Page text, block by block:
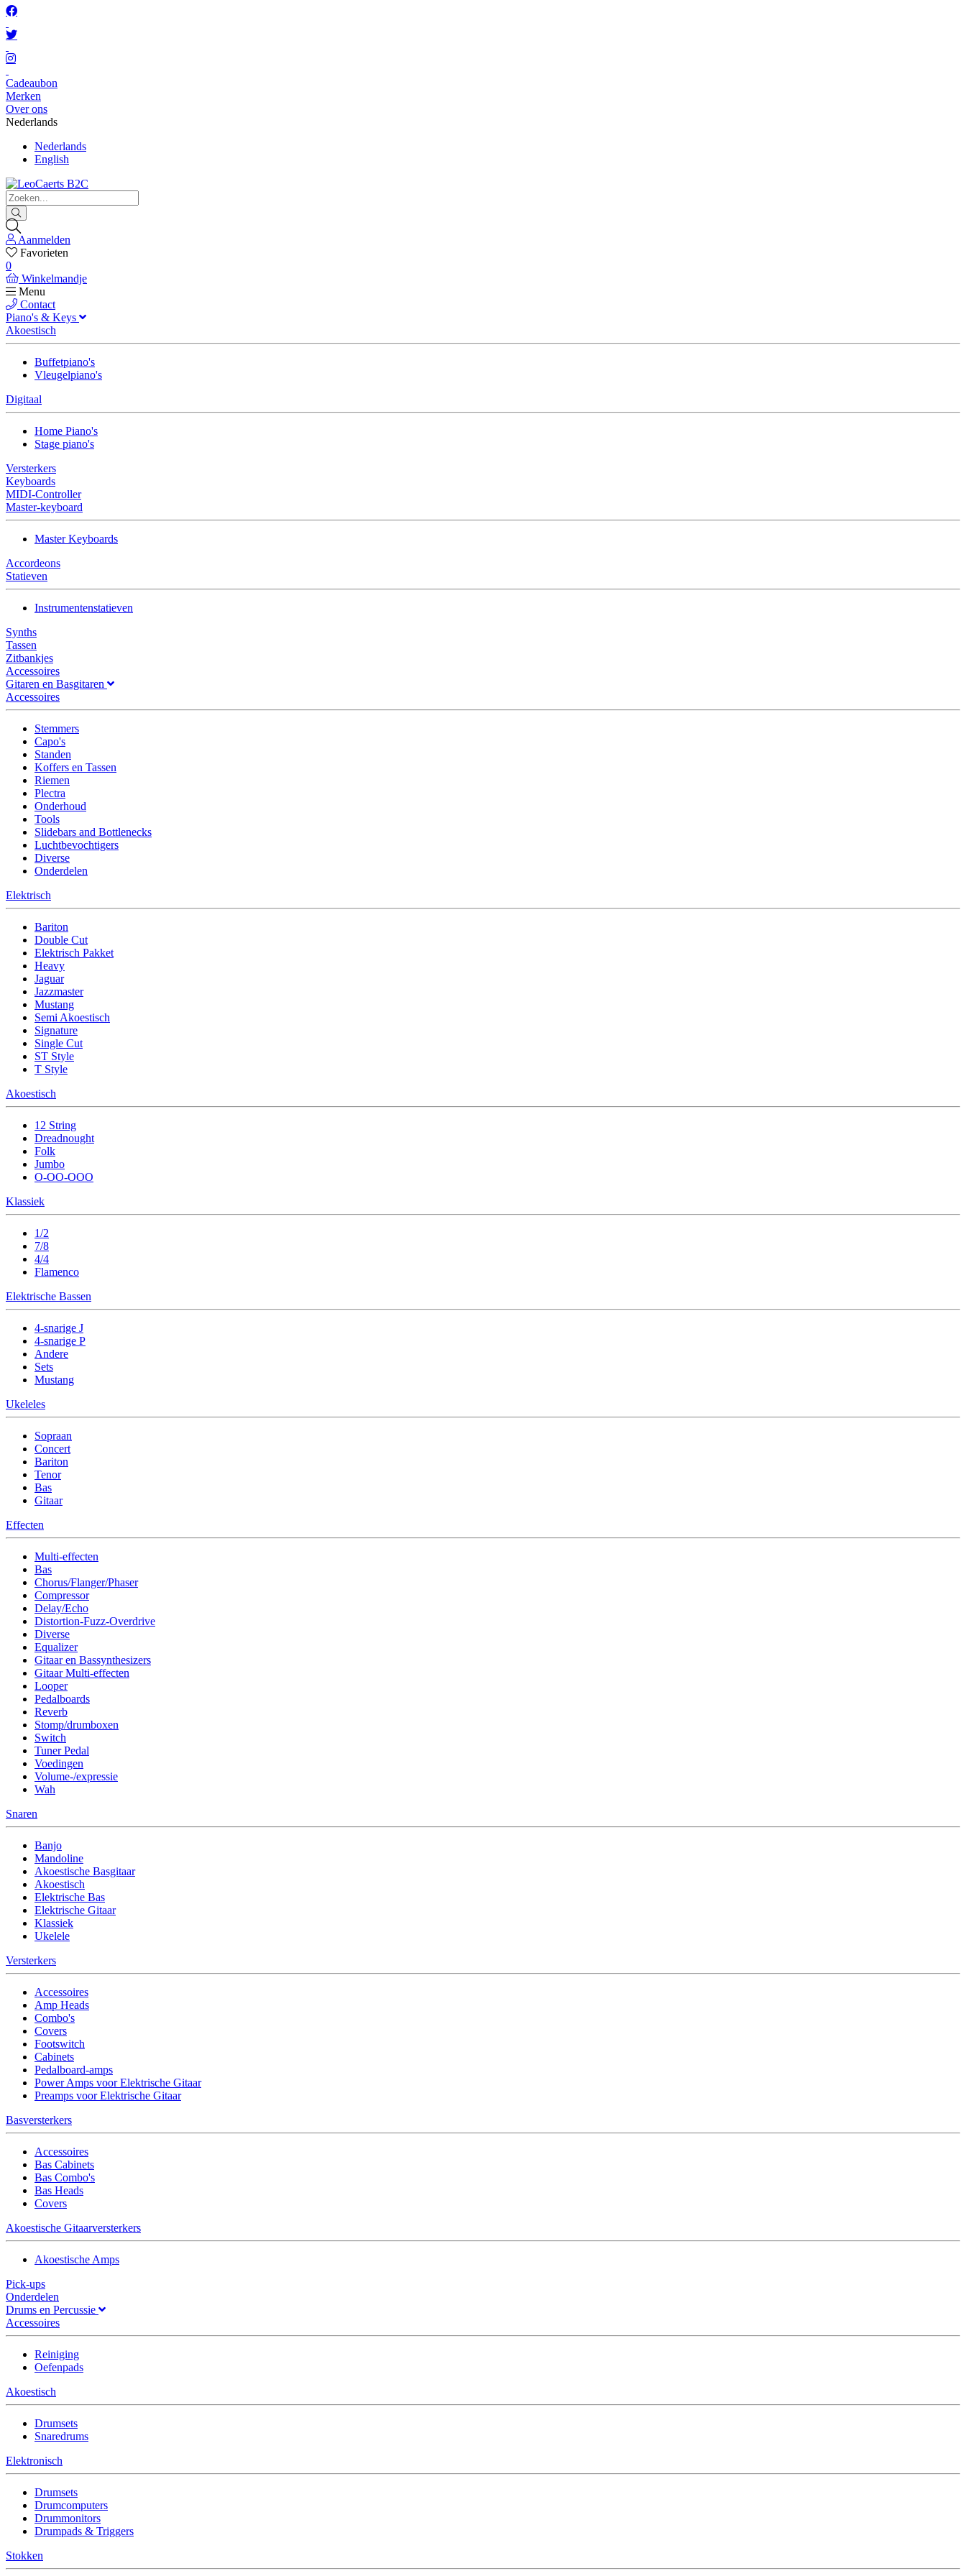
Cadeaubon
Merken
Over ons
Nederlands
Nederlands
English
Aanmelden
Favorieten
0
Winkelmandje
Menu
Contact
Piano's & Keys
Akoestisch
Buffetpiano's
Vleugelpiano's
Digitaal
Home Piano's
Stage piano's
Versterkers
Keyboards
MIDI-Controller
Master-keyboard
Master Keyboards
Accordeons
Statieven
Instrumentenstatieven
Synths
Tassen
Zitbankjes
Accessoires
Gitaren en Basgitaren
Accessoires
Stemmers
Capo's
Standen
Koffers en Tassen
Riemen
Plectra
Onderhoud
Tools
Slidebars and Bottlenecks
Luchtbevochtigers
Diverse
Onderdelen
Elektrisch
Bariton
Double Cut
Elektrisch Pakket
Heavy
Jaguar
Jazzmaster
Mustang
Semi Akoestisch
Signature
Single Cut
ST Style
T Style
Akoestisch
12 String
Dreadnought
Folk
Jumbo
O-OO-OOO
Klassiek
1/2
7/8
4/4
Flamenco
Elektrische Bassen
4-snarige J
4-snarige P
Andere
Sets
Mustang
Ukeleles
Sopraan
Concert
Bariton
Tenor
Bas
Gitaar
Effecten
Multi-effecten
Bas
Chorus/Flanger/Phaser
Compressor
Delay/Echo
Distortion-Fuzz-Overdrive
Diverse
Equalizer
Gitaar en Bassynthesizers
Gitaar Multi-effecten
Looper
Pedalboards
Reverb
Stomp/drumboxen
Switch
Tuner Pedal
Voedingen
Volume-/expressie
Wah
Snaren
Banjo
Mandoline
Akoestische Basgitaar
Akoestisch
Elektrische Bas
Elektrische Gitaar
Klassiek
Ukelele
Versterkers
Accessoires
Amp Heads
Combo's
Covers
Footswitch
Cabinets
Pedalboard-amps
Power Amps voor Elektrische Gitaar
Preamps voor Elektrische Gitaar
Basversterkers
Accessoires
Bas Cabinets
Bas Combo's
Bas Heads
Covers
Akoestische Gitaarversterkers
Akoestische Amps
Pick-ups
Onderdelen
Drums en Percussie
Accessoires
Reiniging
Oefenpads
Akoestisch
Drumsets
Snaredrums
Elektronisch
Drumsets
Drumcomputers
Drummonitors
Drumpads & Triggers
Stokken